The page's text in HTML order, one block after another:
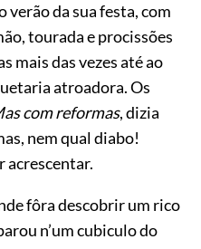
verão da sua festa, com
tourada e procissões
mais das vezes até ao
atroadora. Os
com reformas, dizia
nem qual diabo!
acrescentar.
fôra descobrir um rico
n’um cubiculo do